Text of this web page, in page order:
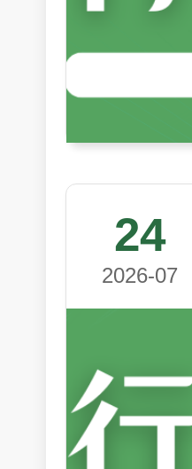
24
2026-07